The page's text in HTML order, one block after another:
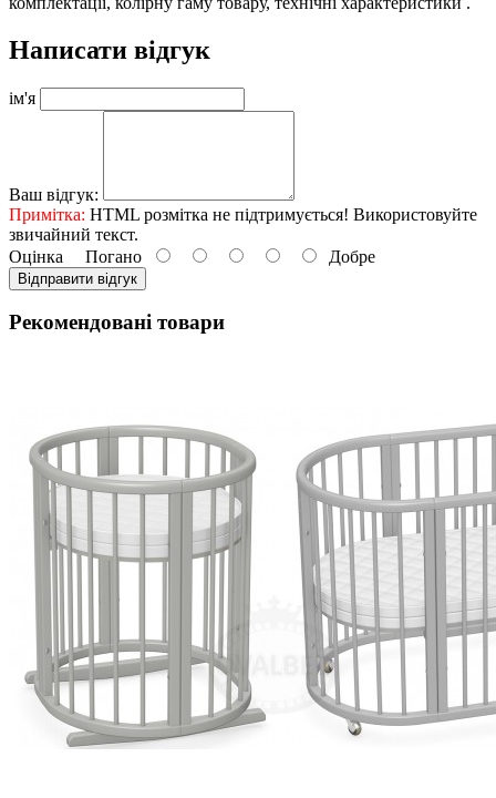
Написати відгук
ім'я
Ваш відгук:
Примітка: HTML розмітка не підтримується! Використовуйте
звичайний текст.
Оцінка Погано Добре
Відправити відгук
Рекомендовані товари